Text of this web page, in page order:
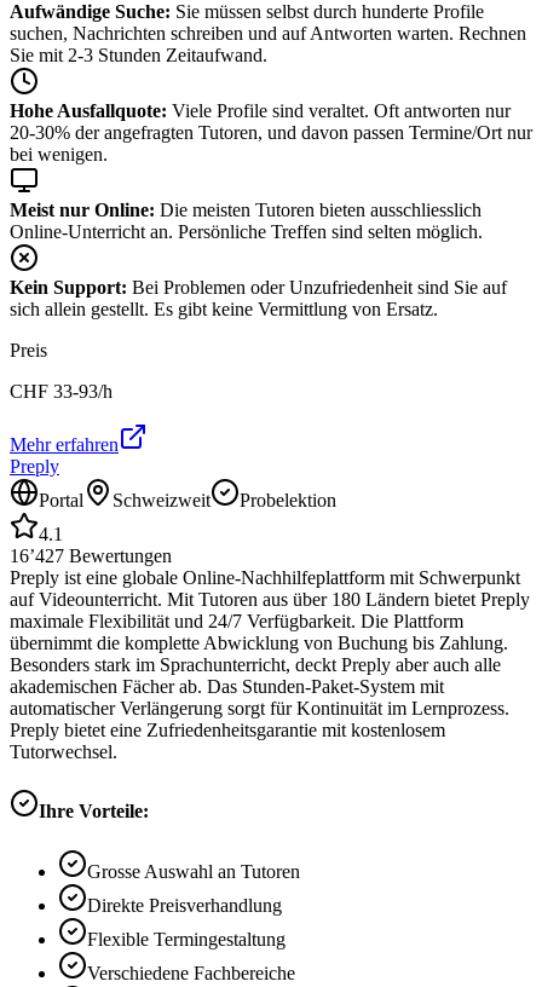
Aufwändige Suche: Sie müssen selbst durch hunderte Profile
suchen, Nachrichten schreiben und auf Antworten warten. Rechnen
Sie mit 2-3 Stunden Zeitaufwand.
Hohe Ausfallquote: Viele Profile sind veraltet. Oft antworten nur
20-30% der angefragten Tutoren, und davon passen Termine/Ort nur
bei wenigen.
Meist nur Online: Die meisten Tutoren bieten ausschliesslich
Online-Unterricht an. Persönliche Treffen sind selten möglich.
Kein Support: Bei Problemen oder Unzufriedenheit sind Sie auf
sich allein gestellt. Es gibt keine Vermittlung von Ersatz.
Preis
CHF 33-93/h
Mehr erfahren
Preply
Portal
Schweizweit
Probelektion
4.1
16’427 Bewertungen
Preply ist eine globale Online-Nachhilfeplattform mit Schwerpunkt
auf Videounterricht. Mit Tutoren aus über 180 Ländern bietet Preply
maximale Flexibilität und 24/7 Verfügbarkeit. Die Plattform
übernimmt die komplette Abwicklung von Buchung bis Zahlung.
Besonders stark im Sprachunterricht, deckt Preply aber auch alle
akademischen Fächer ab. Das Stunden-Paket-System mit
automatischer Verlängerung sorgt für Kontinuität im Lernprozess.
Preply bietet eine Zufriedenheitsgarantie mit kostenlosem
Tutorwechsel.
Ihre Vorteile:
Grosse Auswahl an Tutoren
Direkte Preisverhandlung
Flexible Termingestaltung
Verschiedene Fachbereiche